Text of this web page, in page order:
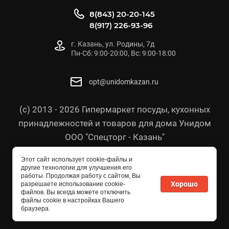
(с) 2013 - 2026 Гипермаркет посуды, кухонных
принадлежностей и товаров для дома Унидом
ООО "Спецторг - Казань"
Согласие на обработку персональных данных
Политика в отношении персональных данных
8(843) 20-20-145
8(917) 226-93-96
г. Казань, ул. Родины, 7д
Пн-Сб: 9:00-20:00, Вс: 9:00-18:00
opt@unidomkazan.ru
Этот сайт использует cookie-файлы и
другие технологии для улучшения его
работы. Продолжая работу с сайтом, Вы
разрешаете использование cookie-
файлов. Вы всегда можете отключить
файлы cookie в настройках Вашего
браузера.
Хорошо